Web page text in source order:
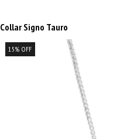
Collar Signo Tauro
15%OFF